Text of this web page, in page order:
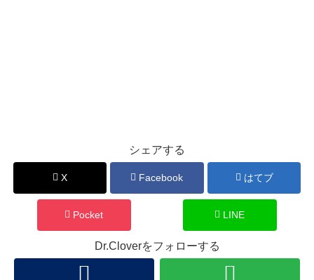
シェアする
X Facebook はてブ
Pocket LINE
Dr.Cloverをフォローする